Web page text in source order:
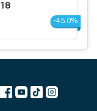
-45.0%